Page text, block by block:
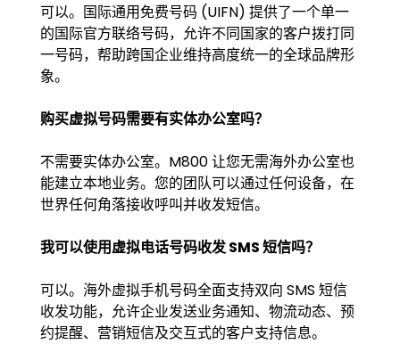
可以。国际通用免费号码 (UIFN) 提供了一个单一
的国际官方联络号码，允许不同国家的客户拨打同
一号码，帮助跨国企业维持高度统一的全球品牌形
象。
购买虚拟号码需要有实体办公室吗？
不需要实体办公室。M800 让您无需海外办公室也
能建立本地业务。您的团队可以通过任何设备，在
世界任何角落接收呼叫并收发短信。
我可以使用虚拟电话号码收发 SMS 短信吗？
可以。海外虚拟手机号码全面支持双向 SMS 短信
收发功能，允许企业发送业务通知、物流动态、预
约提醒、营销短信及交互式的客户支持信息。